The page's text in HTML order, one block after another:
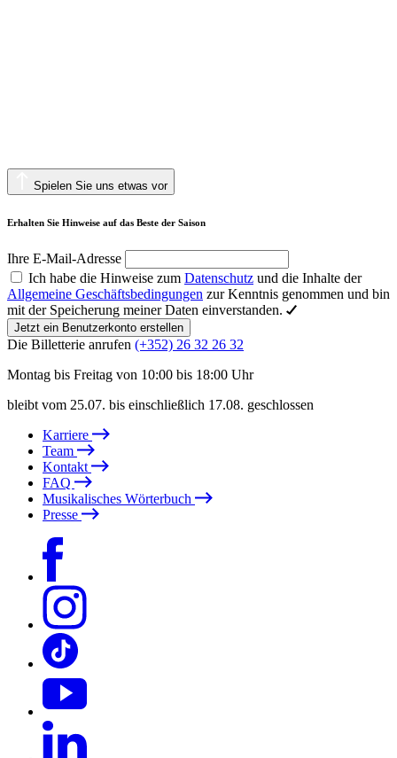
Spielen Sie uns etwas vor
Erhalten Sie Hinweise auf das Beste der Saison
Ihre E-Mail-Adresse
Ich habe die Hinweise zum Datenschutz und die Inhalte der
Allgemeine Geschäftsbedingungen zur Kenntnis genommen und bin
mit der Speicherung meiner Daten einverstanden.
Jetzt ein Benutzerkonto erstellen
Die Billetterie anrufen (+352) 26 32 26 32
Montag bis Freitag von 10:00 bis 18:00 Uhr
bleibt vom 25.07. bis einschließlich 17.08. geschlossen
Karriere
Team
Kontakt
FAQ
Musikalisches Wörterbuch
Presse